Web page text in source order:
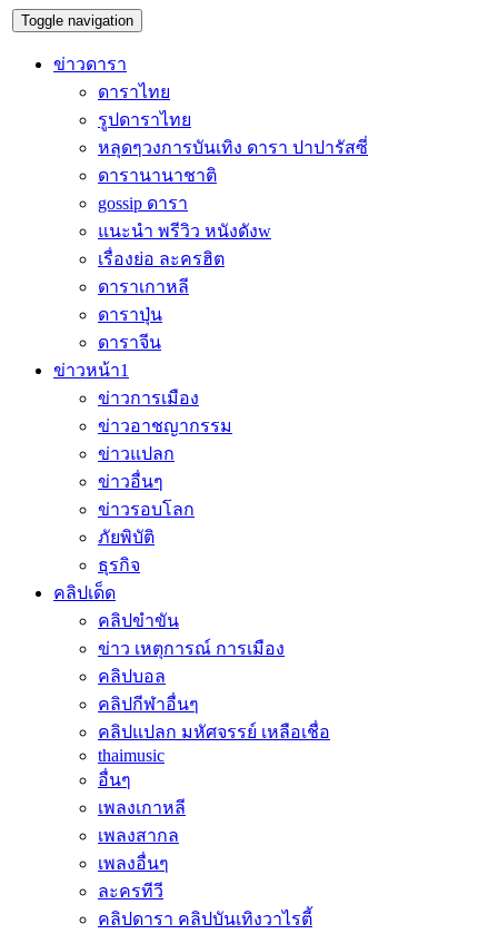
Toggle navigation
ข่าวดารา
ดาราไทย
รูปดาราไทย
หลุดๆวงการบันเทิง ดารา ปาปารัสซี่
ดารานานาชาติ
gossip ดารา
แนะนำ พรีวิว หนังดังw
เรื่องย่อ ละครฮิต
ดาราเกาหลี
ดาราปุ่น
ดาราจีน
ข่าวหน้า1
ข่าวการเมือง
ข่าวอาชญากรรม
ข่าวแปลก
ข่าวอื่นๆ
ข่าวรอบโลก
ภัยพิบัติ
ธุรกิจ
คลิปเด็ด
คลิปขำขัน
ข่าว เหตุการณ์ การเมือง
คลิปบอล
คลิปกีฬาอื่นๆ
คลิปแปลก มหัศจรรย์ เหลือเชื่อ
thaimusic
อื่นๆ
เพลงเกาหลี
เพลงสากล
เพลงอื่นๆ
ละครทีวี
คลิปดารา คลิปบันเทิงวาไรตี้